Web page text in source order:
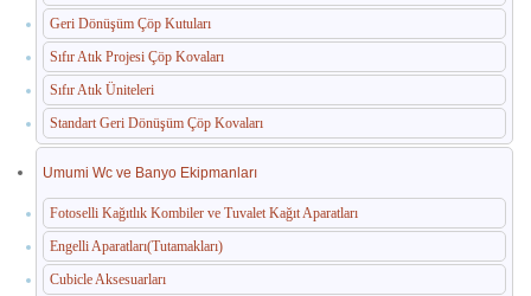
Geri Dönüşüm Çöp Kutuları
Sıfır Atık Projesi Çöp Kovaları
Sıfır Atık Üniteleri
Standart Geri Dönüşüm Çöp Kovaları
Umumi Wc ve Banyo Ekipmanları
Fotoselli Kağıtlık Kombiler ve Tuvalet Kağıt Aparatları
Engelli Aparatları(Tutamakları)
Cubicle Aksesuarları